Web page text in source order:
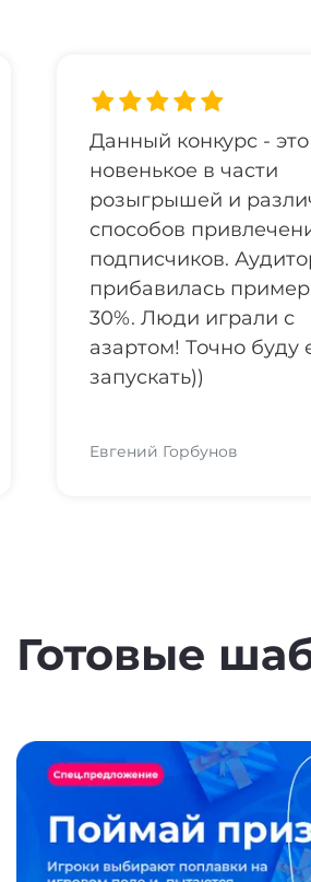
Запускаем конкурсы
регулярно, поэтому
настройки ваших
настоящая для нас
и очень экономят
позволяют
игры, подстраивая их
свою тематику.
Марина Хасанова
Готовые